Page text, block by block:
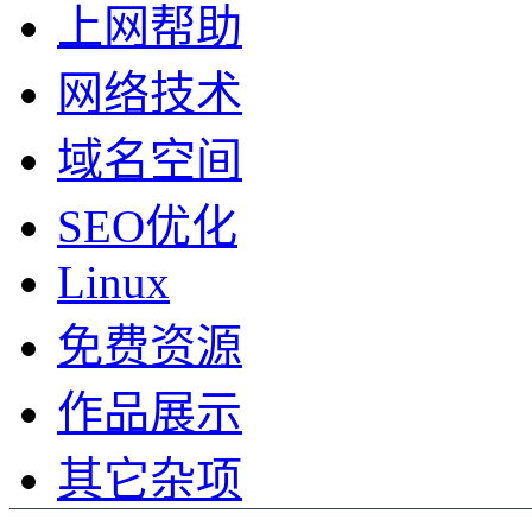
上网帮助
网络技术
域名空间
SEO优化
Linux
免费资源
作品展示
其它杂项